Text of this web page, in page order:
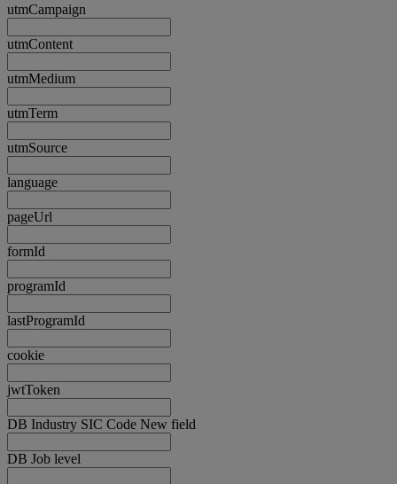
utmCampaign
utmContent
utmMedium
utmTerm
utmSource
language
pageUrl
formId
programId
lastProgramId
cookie
jwtToken
DB Industry SIC Code New field
DB Job level